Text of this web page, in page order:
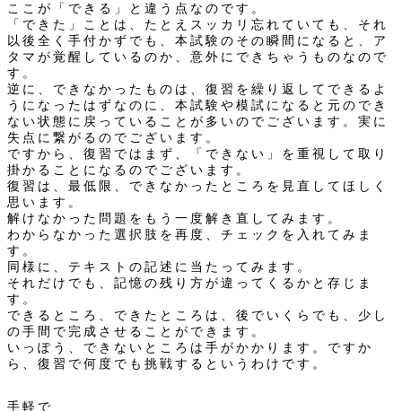
ここが「できる」と違う点なのです。
「できた」ことは、たとえスッカリ忘れていても、それ
以後全く手付かずでも、本試験のその瞬間になると、ア
タマが覚醒しているのか、意外にできちゃうものなので
す。
逆に、できなかったものは、復習を繰り返してできるよ
うになったはずなのに、本試験や模試になると元のでき
ない状態に戻っていることが多いのでございます。実に
失点に繋がるのでございます。
ですから、復習ではまず、「できない」を重視して取り
掛かることになるのでございます。
復習は、最低限、できなかったところを見直してほしく
思います。
解けなかった問題をもう一度解き直してみます。
わからなかった選択肢を再度、チェックを入れてみま
す。
同様に、テキストの記述に当たってみます。
それだけでも、記憶の残り方が違ってくるかと存じま
す。
できるところ、できたところは、後でいくらでも、少し
の手間で完成させることができます。
いっぽう、できないところは手がかかります。ですか
ら、復習で何度でも挑戦するというわけです。
手軽で